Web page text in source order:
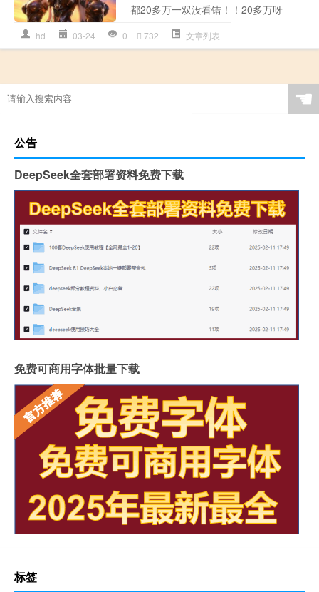
都20多万一双没看错！！20多万呀
hd 03-24 0 732 文章列表
☚
公告
DeepSeek全套部署资料免费下载
免费可商用字体批量下载
标签